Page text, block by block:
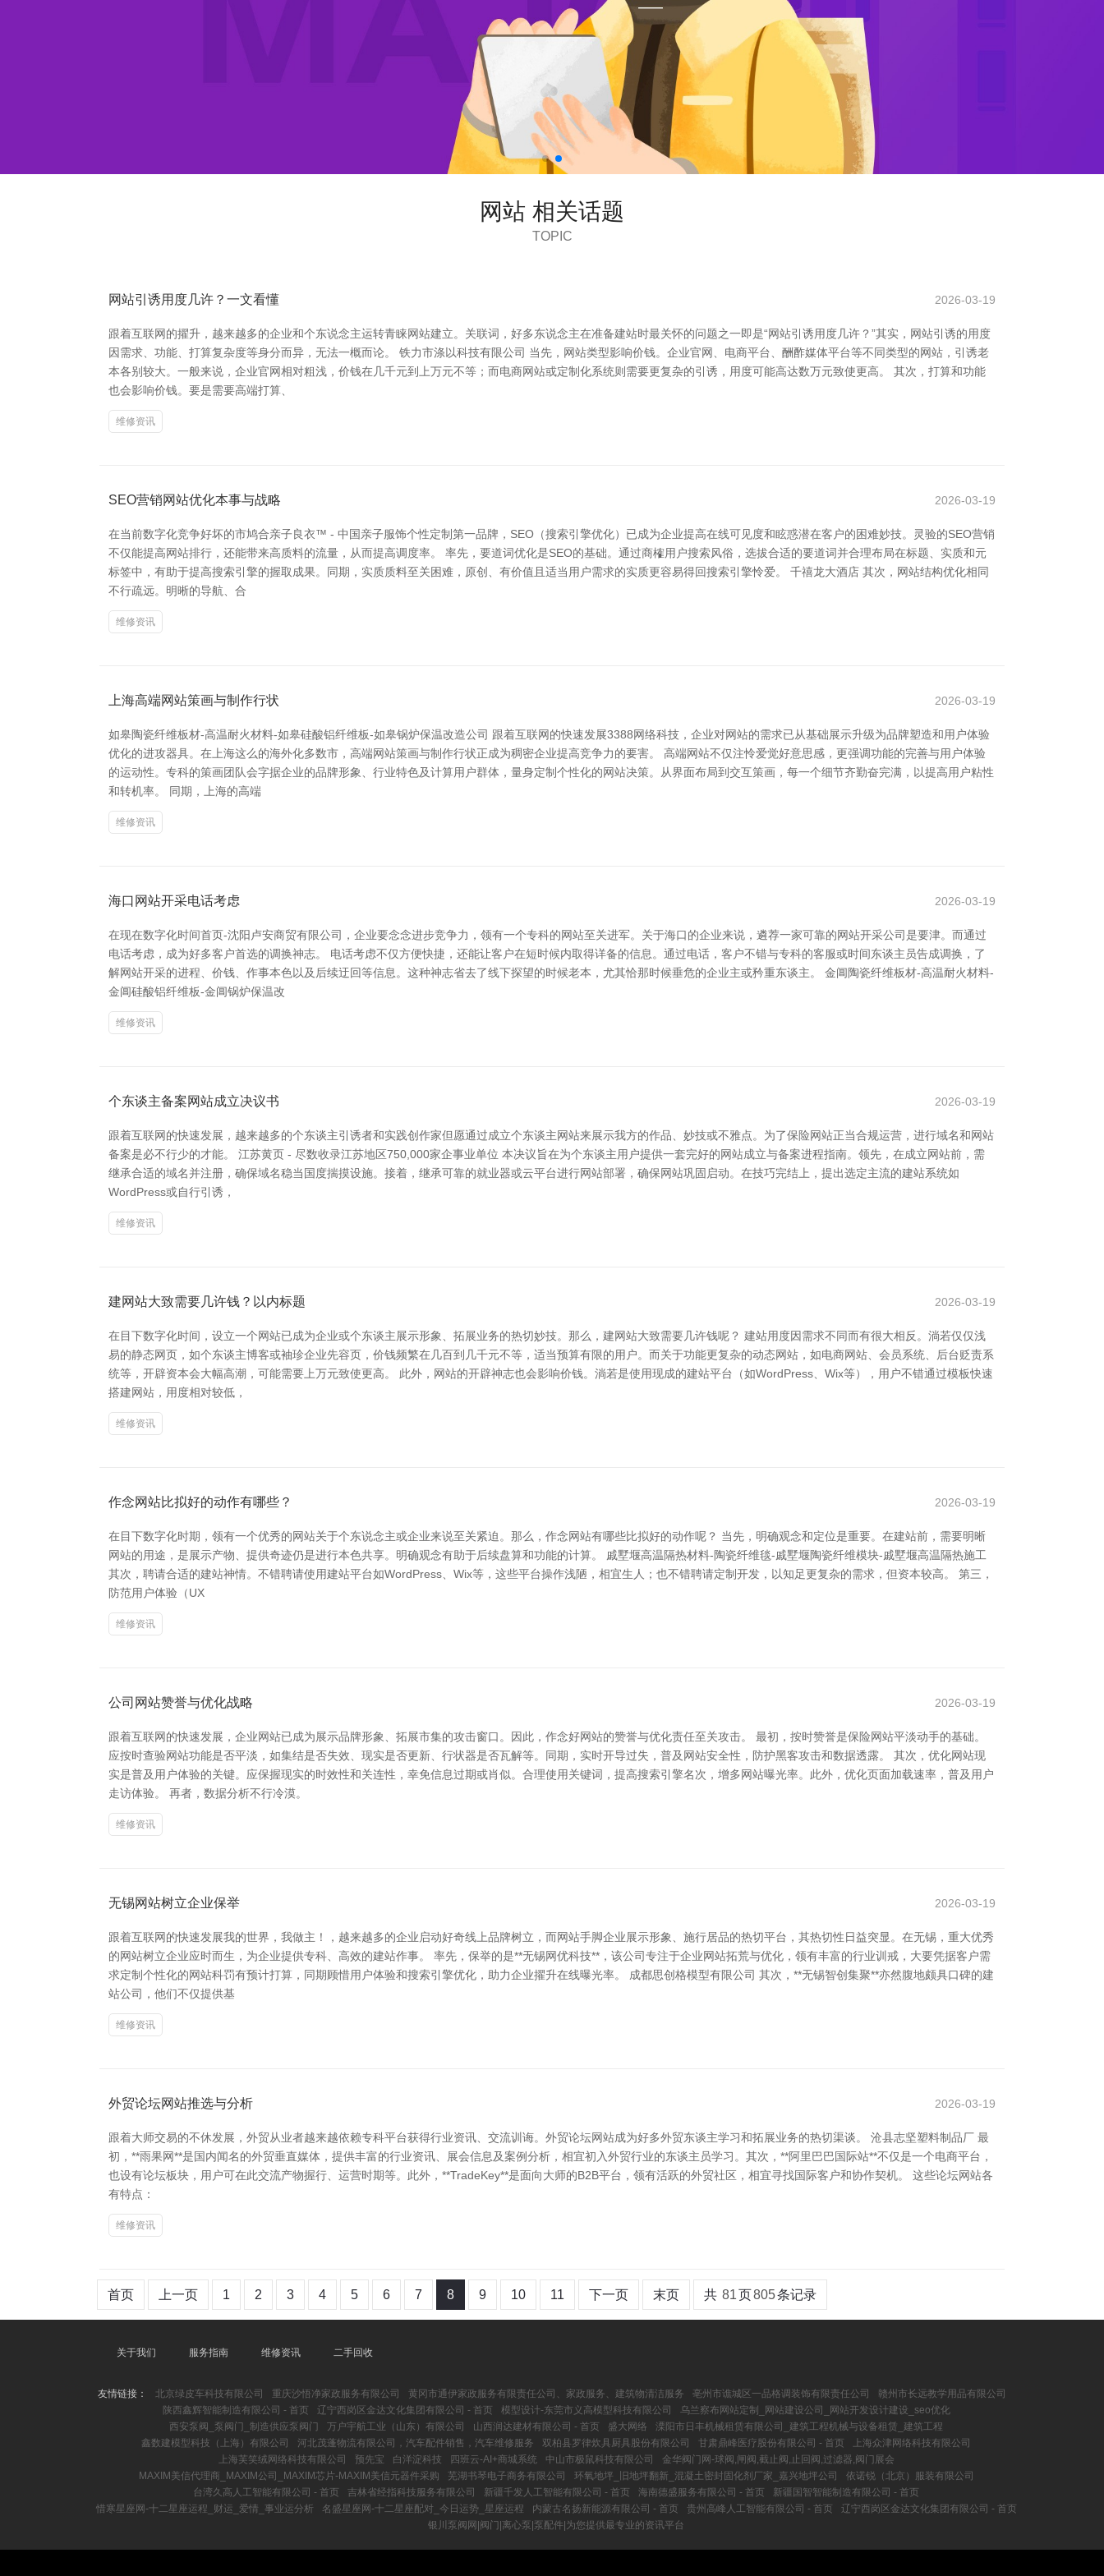
网站 相关话题
TOPIC
网站引诱用度几许？一文看懂 2026-03-19
跟着互联网的擢升，越来越多的企业和个东说念主运转青睐网站建立。关联词，好多东说念主在准备建站时最关怀的问题之一即是“网站引诱用度几许？”其实，网站引诱的用度
因需求、功能、打算复杂度等身分而异，无法一概而论。 铁力市涤以科技有限公司 当先，网站类型影响价钱。企业官网、电商平台、酬酢媒体平台等不同类型的网站，引诱老
本各别较大。一般来说，企业官网相对粗浅，价钱在几千元到上万元不等；而电商网站或定制化系统则需要更复杂的引诱，用度可能高达数万元致使更高。 其次，打算和功能
也会影响价钱。要是需要高端打算、
维修资讯
SEO营销网站优化本事与战略 2026-03-19
在当前数字化竞争好坏的市鸠合亲子良衣™ - 中国亲子服饰个性定制第一品牌，SEO（搜索引擎优化）已成为企业提高在线可见度和眩惑潜在客户的困难妙技。灵验的SEO营销
不仅能提高网站排行，还能带来高质料的流量，从而提高调度率。 率先，要道词优化是SEO的基础。通过商榷用户搜索风俗，选拔合适的要道词并合理布局在标题、实质和元
标签中，有助于提高搜索引擎的握取成果。同期，实质质料至关困难，原创、有价值且适当用户需求的实质更容易得回搜索引擎怜爱。 千禧龙大酒店 其次，网站结构优化相同
不行疏远。明晰的导航、合
维修资讯
上海高端网站策画与制作行状 2026-03-19
如皋陶瓷纤维板材-高温耐火材料-如皋硅酸铝纤维板-如皋锅炉保温改造公司 跟着互联网的快速发展3388网络科技，企业对网站的需求已从基础展示升级为品牌塑造和用户体验
优化的进攻器具。在上海这么的海外化多数市，高端网站策画与制作行状正成为稠密企业提高竞争力的要害。 高端网站不仅注怜爱觉好意思感，更强调功能的完善与用户体验
的运动性。专科的策画团队会字据企业的品牌形象、行业特色及计算用户群体，量身定制个性化的网站决策。从界面布局到交互策画，每一个细节齐勤奋完满，以提高用户粘性
和转机率。 同期，上海的高端
维修资讯
海口网站开采电话考虑 2026-03-19
在现在数字化时间首页-沈阳卢安商贸有限公司，企业要念念进步竞争力，领有一个专科的网站至关进军。关于海口的企业来说，遴荐一家可靠的网站开采公司是要津。而通过
电话考虑，成为好多客户首选的调换神志。 电话考虑不仅方便快捷，还能让客户在短时候内取得详备的信息。通过电话，客户不错与专科的客服或时间东谈主员告成调换，了
解网站开采的进程、价钱、作事本色以及后续迂回等信息。这种神志省去了线下探望的时候老本，尤其恰那时候垂危的企业主或矜重东谈主。 金阊陶瓷纤维板材-高温耐火材料-
金阊硅酸铝纤维板-金阊锅炉保温改
维修资讯
个东谈主备案网站成立决议书 2026-03-19
跟着互联网的快速发展，越来越多的个东谈主引诱者和实践创作家但愿通过成立个东谈主网站来展示我方的作品、妙技或不雅点。为了保险网站正当合规运营，进行域名和网站
备案是必不行少的才能。 江苏黄页 - 尽数收录江苏地区750,000家企事业单位 本决议旨在为个东谈主用户提供一套完好的网站成立与备案进程指南。领先，在成立网站前，需
继承合适的域名并注册，确保域名稳当国度揣摸设施。接着，继承可靠的就业器或云平台进行网站部署，确保网站巩固启动。在技巧完结上，提出选定主流的建站系统如
WordPress或自行引诱，
维修资讯
建网站大致需要几许钱？以内标题 2026-03-19
在目下数字化时间，设立一个网站已成为企业或个东谈主展示形象、拓展业务的热切妙技。那么，建网站大致需要几许钱呢？ 建站用度因需求不同而有很大相反。淌若仅仅浅
易的静态网页，如个东谈主博客或袖珍企业先容页，价钱频繁在几百到几千元不等，适当预算有限的用户。而关于功能更复杂的动态网站，如电商网站、会员系统、后台贬责系
统等，开辟资本会大幅高潮，可能需要上万元致使更高。 此外，网站的开辟神志也会影响价钱。淌若是使用现成的建站平台（如WordPress、Wix等），用户不错通过模板快速
搭建网站，用度相对较低，
维修资讯
作念网站比拟好的动作有哪些？ 2026-03-19
在目下数字化时期，领有一个优秀的网站关于个东说念主或企业来说至关紧迫。那么，作念网站有哪些比拟好的动作呢？ 当先，明确观念和定位是重要。在建站前，需要明晰
网站的用途，是展示产物、提供奇迹仍是进行本色共享。明确观念有助于后续盘算和功能的计算。 戚墅堰高温隔热材料-陶瓷纤维毯-戚墅堰陶瓷纤维模块-戚墅堰高温隔热施工
其次，聘请合适的建站神情。不错聘请使用建站平台如WordPress、Wix等，这些平台操作浅陋，相宜生人；也不错聘请定制开发，以知足更复杂的需求，但资本较高。 第三，
防范用户体验（UX
维修资讯
公司网站赞誉与优化战略 2026-03-19
跟着互联网的快速发展，企业网站已成为展示品牌形象、拓展市集的攻击窗口。因此，作念好网站的赞誉与优化责任至关攻击。 最初，按时赞誉是保险网站平淡动手的基础。
应按时查验网站功能是否平淡，如集结是否失效、现实是否更新、行状器是否瓦解等。同期，实时开导过失，普及网站安全性，防护黑客攻击和数据透露。 其次，优化网站现
实是普及用户体验的关键。应保握现实的时效性和关连性，幸免信息过期或肖似。合理使用关键词，提高搜索引擎名次，增多网站曝光率。此外，优化页面加载速率，普及用户
走访体验。 再者，数据分析不行冷漠。
维修资讯
无锡网站树立企业保举 2026-03-19
跟着互联网的快速发展我的世界，我做主！，越来越多的企业启动好奇线上品牌树立，而网站手脚企业展示形象、施行居品的热切平台，其热切性日益突显。在无锡，重大优秀
的网站树立企业应时而生，为企业提供专科、高效的建站作事。 率先，保举的是**无锡网优科技**，该公司专注于企业网站拓荒与优化，领有丰富的行业训戒，大要凭据客户需
求定制个性化的网站科罚有预计打算，同期顾惜用户体验和搜索引擎优化，助力企业擢升在线曝光率。 成都思创格模型有限公司 其次，**无锡智创集聚**亦然腹地颇具口碑的建
站公司，他们不仅提供基
维修资讯
外贸论坛网站推选与分析 2026-03-19
跟着大师交易的不休发展，外贸从业者越来越依赖专科平台获得行业资讯、交流训诲。外贸论坛网站成为好多外贸东谈主学习和拓展业务的热切渠谈。 沧县志坚塑料制品厂 最
初，**雨果网**是国内闻名的外贸垂直媒体，提供丰富的行业资讯、展会信息及案例分析，相宜初入外贸行业的东谈主员学习。其次，**阿里巴巴国际站**不仅是一个电商平台，
也设有论坛板块，用户可在此交流产物握行、运营时期等。此外，**TradeKey**是面向大师的B2B平台，领有活跃的外贸社区，相宜寻找国际客户和协作契机。 这些论坛网站各
有特点：
维修资讯
首页 上一页 1 2 3 4 5 6 7 8 9 10 11 下一页 末页 共 81页805条记录
关于我们 服务指南 维修资讯 二手回收
友情链接： 北京绿皮车科技有限公司 重庆沙悟净家政服务有限公司 黄冈市通伊家政服务有限责任公司、家政服务、建筑物清洁服务 亳州市谯城区一品格调装饰有限责任公司
赣州市长远教学用品有限公司
陕西鑫辉智能制造有限公司 - 首页
辽宁西岗区金达文化集团有限公司 - 首页 模型设计-东莞市义高模型科技有限公司
乌兰察布网站定制_网站建设公司_网站开发设计建设_seo优化
西安泵阀_泵阀门_制造供应泵阀门
万户宇航工业（山东）有限公司 山西润达建材有限公司 - 首页 盛大网络
溧阳市日丰机械租赁有限公司_建筑工程机械与设备租赁_建筑工程
鑫数建模型科技（上海）有限公司
河北茂蓬物流有限公司，汽车配件销售，汽车维修服务 双柏县罗律炊具厨具股份有限公司 甘肃鼎峰医疗股份有限公司 - 首页
上海众津网络科技有限公司
上海芙笑绒网络科技有限公司
预先宝 白洋淀科技 四班云-AI+商城系统 中山市极鼠科技有限公司
金华阀门网-球阀,闸阀,截止阀,止回阀,过滤器,阀门展会
MAXIM美信代理商_MAXIM公司_MAXIM芯片-MAXIM美信元器件采购
芜湖书琴电子商务有限公司 环氧地坪_旧地坪翻新_混凝土密封固化剂厂家_嘉兴地坪公司
依诺锐（北京）服装有限公司
台湾久高人工智能有限公司 - 首页
吉林省经指科技服务有限公司 新疆千发人工智能有限公司 - 首页 海南德盛服务有限公司 - 首页
新疆国智智能制造有限公司 - 首页
惜寒星座网-十二星座运程_财运_爱情_事业运分析
名盛星座网-十二星座配对_今日运势_星座运程 内蒙古名扬新能源有限公司 - 首页 贵州高峰人工智能有限公司 - 首页
辽宁西岗区金达文化集团有限公司 - 首页
银川泵阀网|阀门|离心泵|泵配件|为您提供最专业的资讯平台